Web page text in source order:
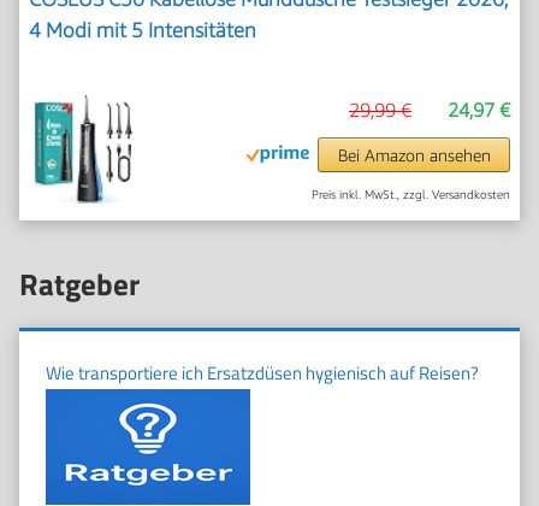
Ratgeber
Wie transportiere ich Ersatzdüsen hygienisch auf Reisen?
4 Modi mit 5 Intensitäten
24,97 €
29,99 €
Bei Amazon ansehen
Preis inkl. MwSt., zzgl. Versandkosten